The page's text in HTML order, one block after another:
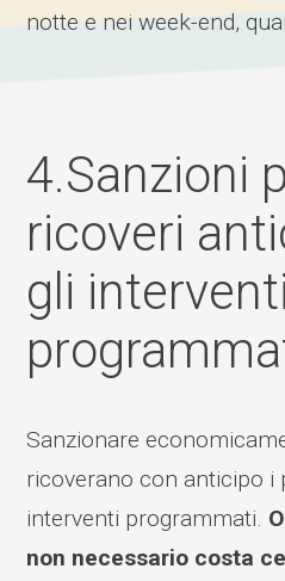
notte e nei week-end,
4.Sanzioni
ricoveri
gli interventi
Sanzionare
ricoverano con anticipo i
interventi programmati.
non necessario costa